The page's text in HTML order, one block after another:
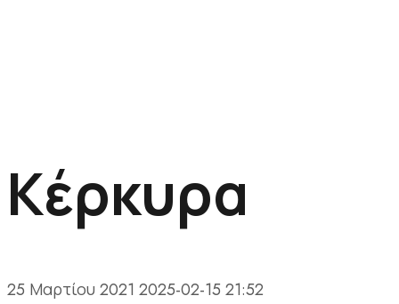
Κέρκυρα
25 Μαρτίου 2021 2025-02-15 21:52